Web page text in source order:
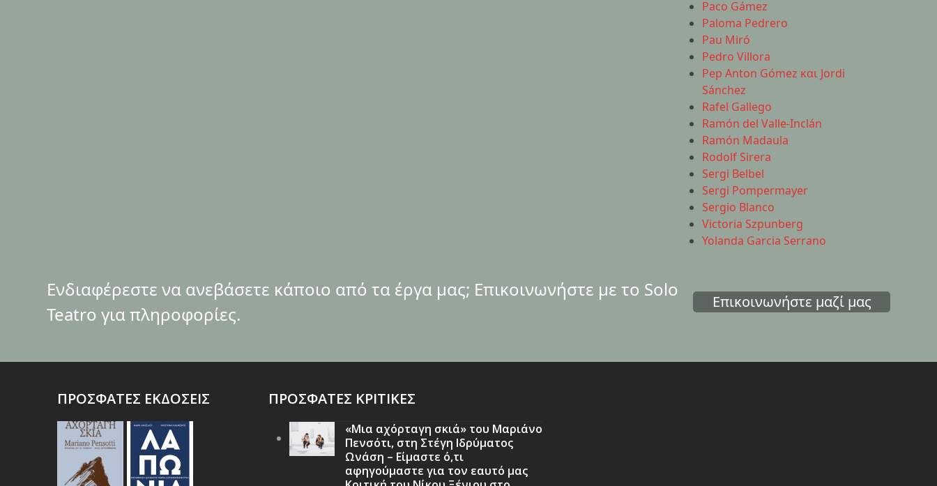
Paco Gámez
Paloma Pedrero
Pau Miró
Pedro Villora
Pep Anton Gómez και Jordi
Sánchez
Rafel Gallego
Ramón del Valle-Inclán
Ramón Madaula
Rodolf Sirera
Sergi Belbel
Sergi Pompermayer
Sergio Blanco
Victoria Szpunberg
Yolanda Garcia Serrano
Ενδιαφέρεστε να ανεβάσετε κάποιο από τα έργα μας; Επικοινωνήστε με το Solo
Teatro για πληροφορίες.
Επικοινωνήστε μαζί μας
ΠΡΟΣΦΑΤΕΣ ΕΚΔΟΣΕΙΣ ΠΡΟΣΦΑΤΕΣ ΚΡΙΤΙΚΕΣ
«Μια αχόρταγη σκιά» του Μαριάνο
Πενσότι, στη Στέγη Ιδρύματος
Ωνάση – Είμαστε ό,τι
αφηγούμαστε για τον εαυτό μας